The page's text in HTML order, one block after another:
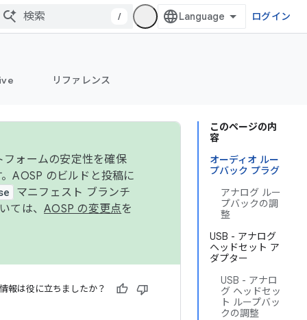
/ ログイン
リファレンス
このページの内
容
オーディオ ルー
プバック プラグ
アナログ ルー
プバックの調
整
USB - アナログ
ヘッドセット ア
ダプター
USB - アナロ
グ ヘッドセッ
ト ループバッ
クの調整
ォームの安定性を確保
AOSP のビルドと投稿に
マニフェスト ブランチ
ては、 AOSP の変更点を
報は役に立ちましたか？